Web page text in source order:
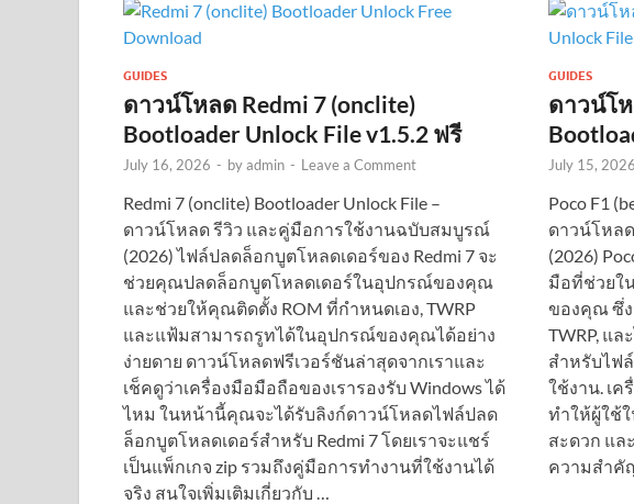
GUIDES
ดาวน์โหลด Redmi 7 (onclite)
Bootloader Unlock File v1.5.2 ฟรี
July 16, 2026 - byadmin - Leave a Comment
Redmi 7 (onclite) Bootloader Unlock File –
ดาวน์โหลด รีวิว และคู่มือการใช้งานฉบับสมบูรณ์
(2026) ไฟล์ปลดล็อกบูตโหลดเดอร์ของ Redmi 7 จะ
ช่วยคุณปลดล็อกบูตโหลดเดอร์ในอุปกรณ์ของคุณ
และช่วยให้คุณติดตั้ง ROM ที่กำหนดเอง, TWRP
และแฟ้มสามารถรูทได้ในอุปกรณ์ของคุณได้อย่าง
ง่ายดาย ดาวน์โหลดฟรีเวอร์ชันล่าสุดจากเราและ
เช็คดูว่าเครื่องมือมือถือของเรารองรับ Windows ได้
ไหม ในหน้านี้คุณจะได้รับลิงก์ดาวน์โหลดไฟล์ปลด
ล็อกบูตโหลดเดอร์สำหรับ Redmi 7 โดยเราจะแชร์
เป็นแพ็กเกจ zip รวมถึงคู่มือการทำงานที่ใช้งานได้
จริง สนใจเพิ่มเติมเกี่ยวกับ …
GUIDES
ดาวน์โ
July 15, 2026
Poco F1
ดาวน์โหล
(2026)
มือที่ช่วยใ
ของคุณ ซึ่ง
TWRP, แ
สำหรับไฟ
ใช้งาน. เ
ทำให้ผู้ใช้
สะดวก แล
ความสำคั